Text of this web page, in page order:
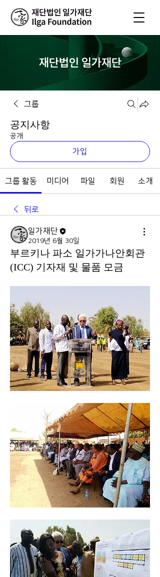
재단법인 일가재단
그룹
공지사항
공개
가입
그룹 활동 미디어 파일 회원 소개
뒤로
일가재단
2019년 6월 30일
부르키나 파소 일가가나안회관
(ICC) 기자재 및 물품 모금